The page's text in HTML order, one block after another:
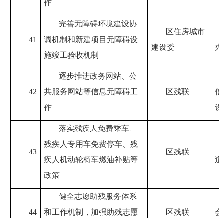
作
41
完善无障碍环境建设协
调机制和新建项目无障碍设
施竣工验收机制
区住房城市
建设委
42
逐步推进政务网站、公
共服务网站等信息无障碍工
作
区残联
43
落实残疾人免费乘车、
残疾人专用车免费停车、残
疾人机动轮椅车燃油补贴等
政策
区残联
44
健全志愿助残服务体系
和工作机制，加强助残志愿
区残联